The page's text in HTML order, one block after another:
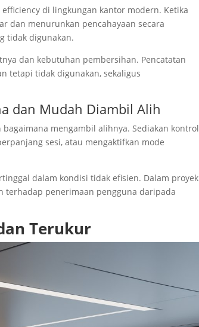
di lingkungan kantor modern. Ketika
dan menurunkan pencahayaan secara
tidak digunakan.
dan kebutuhan pembersihan. Pencatatan
tetapi tidak digunakan, sekaligus
dan Mudah Diambil Alih
mengambil alihnya. Sediakan kontrol
sesi, atau mengaktifkan mode
dalam kondisi tidak efisien. Dalam proyek
terhadap penerimaan pengguna daripada
Terukur